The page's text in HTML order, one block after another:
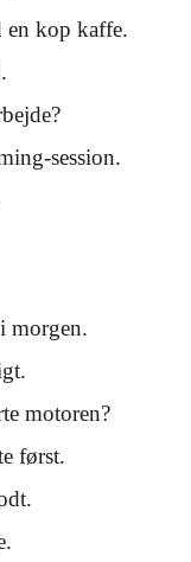
en kop kaffe.
session.
morgen.
motoren?
først.